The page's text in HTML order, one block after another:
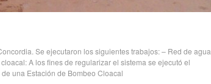
Se ejecutaron los siguientes trabajos: – Red de agua
A los fines de regularizar el sistema se ejecutó el
una Estación de Bombeo Cloacal